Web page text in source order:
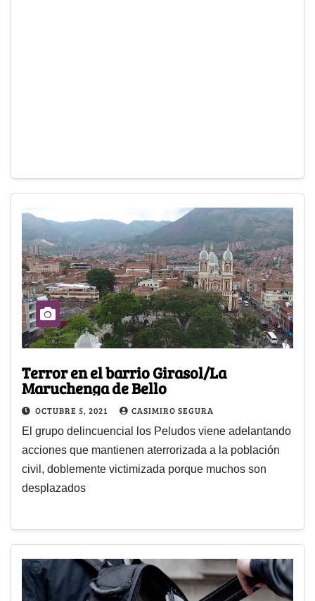
Terror en el barrio Girasol/La
Maruchenga de Bello
OCTUBRE 5, 2021 CASIMIRO SEGURA
El grupo delincuencial los Peludos viene adelantando
acciones que mantienen aterrorizada a la población
civil, doblemente victimizada porque muchos son
desplazados